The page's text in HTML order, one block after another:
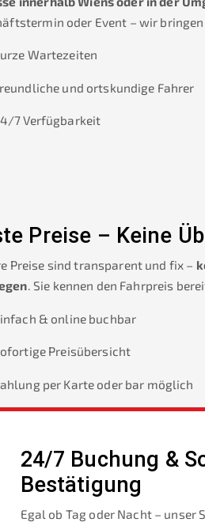
oder Event – wir bringen
Wartezeiten
und ortskundige Fahrer
7 Verfügbarkeit
Preise – Keine
Preise sind transparent und fix –
. Sie kennen den Fahrpreis
& online buchbar
Preisübersicht
per Karte oder bar möglich
24/7 Buchung &
Bestätigung
Egal ob Tag oder Nacht – unser